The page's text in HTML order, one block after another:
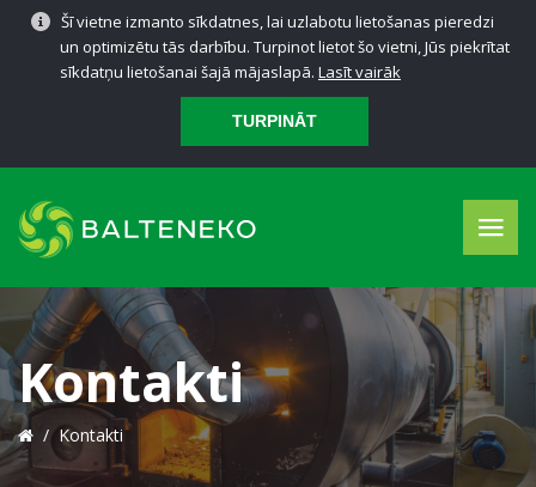
Šī vietne izmanto sīkdatnes, lai uzlabotu lietošanas pieredzi
un optimizētu tās darbību. Turpinot lietot šo vietni, Jūs piekrītat
sīkdatņu lietošanai šajā mājaslapā. Lasīt vairāk
TURPINĀT
MŪSU PROJEKTI
BALTENEKO ENERĢIJA
BALTENEKO PAKALPOJUMI
Kontakti
/ Kontakti